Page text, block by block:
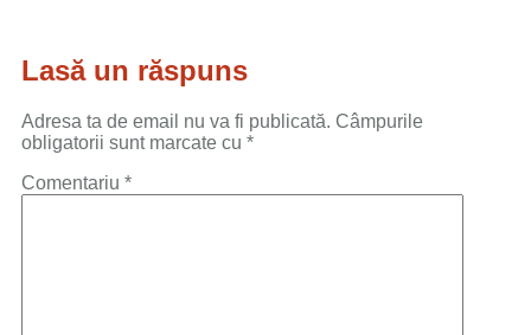
Lasă un răspuns
Adresa ta de email nu va fi publicată. Câmpurile
obligatorii sunt marcate cu *
Comentariu *